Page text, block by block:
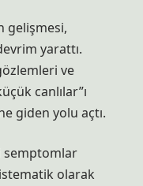
gelişmesi,
yarattı.
ve
canlılar”ı
giden yolu açtı.
semptomlar
olarak